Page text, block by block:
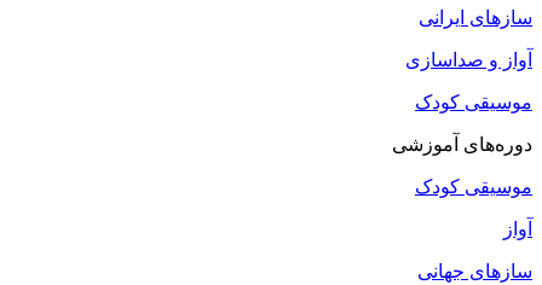
سازهای ایرانی
آواز و صداسازی
موسیقی کودک
دوره‌های آموزشی
موسیقی کودک
آواز
سازهای جهانی